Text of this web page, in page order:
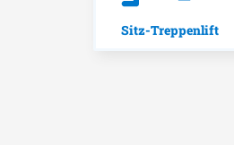
Sitz-Treppenlift